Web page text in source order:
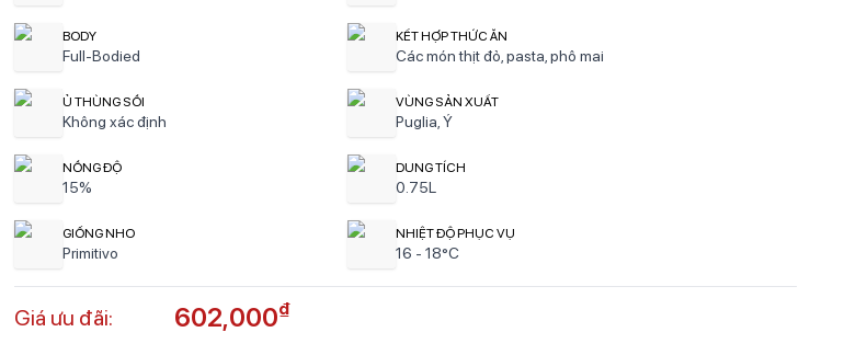
BODY
Full-Bodied
Ủ THÙNG SỒI
Không xác định
NỒNG ĐỘ
15%
GIỐNG NHO
Primitivo
KẾT HỢP THỨC ĂN
Các món thịt đỏ, pasta, phô mai
VÙNG SẢN XUẤT
Puglia, Ý
DUNG TÍCH
0.75L
NHIỆT ĐỘ PHỤC VỤ
16 - 18°C
Giá ưu đãi: 602,000₫